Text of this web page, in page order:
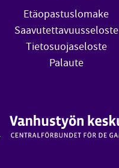
Etäopastuslomake
Saavutettavuusseloste
Tietosuojaseloste
Palaute